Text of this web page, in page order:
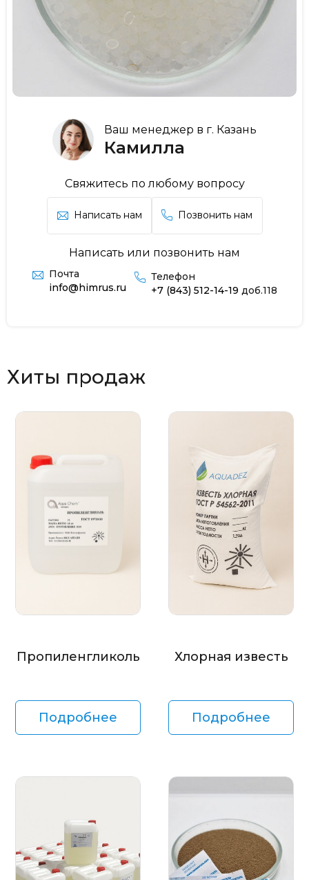
Ваш менеджер в г. Казань
Камилла
Свяжитесь по любому вопросу
Написать нам Позвонить нам
Написать или позвонить нам
Почта
info@himrus.ru
Телефон
+7 (843) 512-14-19 доб.118
Хиты продаж
Пропиленгликоль
Подробнее
Хлорная известь
Подробнее